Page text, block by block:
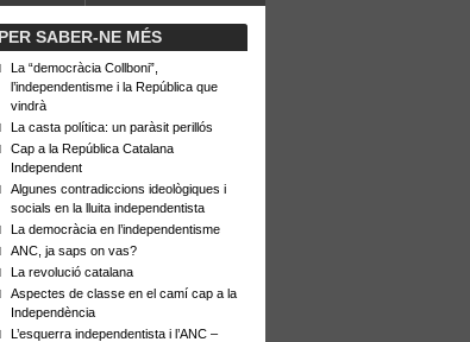
PER SABER-NE MÉS
La “democràcia Collboni”,
l’independentisme i la República que
vindrà
La casta política: un paràsit perillós
Cap a la República Catalana
Independent
Algunes contradiccions ideològiques i
socials en la lluita independentista
La democràcia en l’independentisme
ANC, ja saps on vas?
La revolució catalana
Aspectes de classe en el camí cap a la
Independència
L’esquerra independentista i l’ANC –